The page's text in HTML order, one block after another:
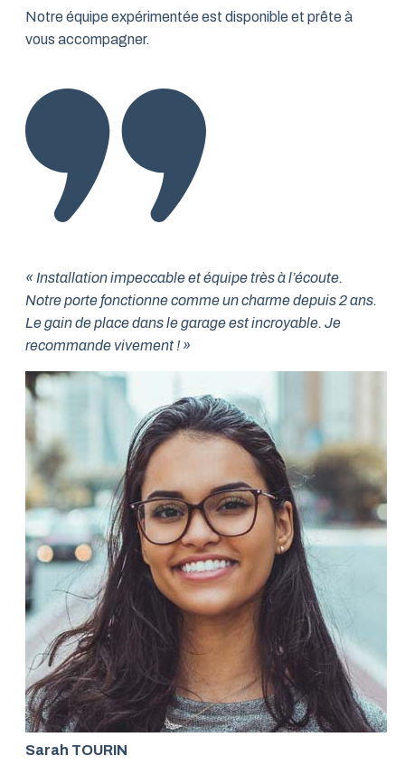
Notre équipe expérimentée est disponible et prête à
vous accompagner.
« Installation impeccable et équipe très à l’écoute.
Notre porte fonctionne comme un charme depuis 2 ans.
Le gain de place dans le garage est incroyable. Je
recommande vivement ! »
Sarah TOURIN